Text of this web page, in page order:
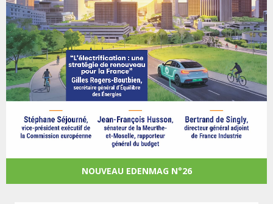
NOUVEAU EDENMAG N°26